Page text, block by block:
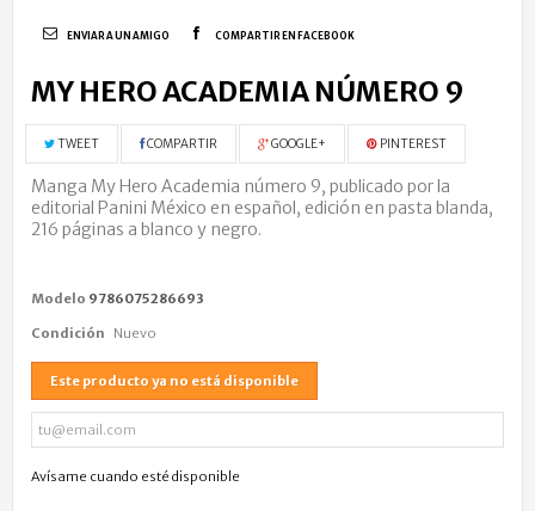
ENVIAR A UN AMIGO COMPARTIR EN FACEBOOK
MY HERO ACADEMIA NÚMERO 9
TWEET COMPARTIR GOOGLE+ PINTEREST
Manga My Hero Academia número 9, publicado por la
editorial Panini México en español, edición en pasta blanda,
216 páginas a blanco y negro.
Modelo 9786075286693
Condición Nuevo
Este producto ya no está disponible
Avísame cuando esté disponible